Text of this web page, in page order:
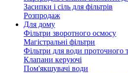
Засипки і сіль для фільтрів
Розпродаж
Для дому
Фільтри зворотного осмосу
Магістральні фільтри
Фільтри для води проточного
Клапани керуючі
Пом'якшувачі води